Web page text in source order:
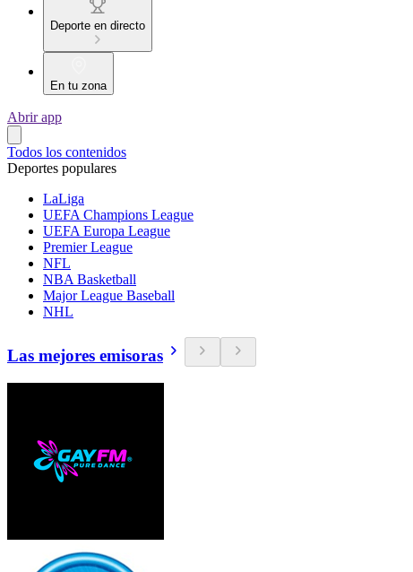
Deporte en directo
En tu zona
Abrir app
Todos los contenidos
Deportes populares
LaLiga
UEFA Champions League
UEFA Europa League
Premier League
NFL
NBA Basketball
Major League Baseball
NHL
Las mejores emisoras